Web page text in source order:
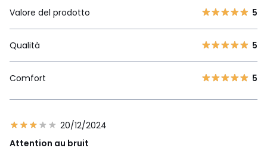
Valore del prodotto
5
Qualità 5
Comfort 5
20/12/2024
Attention au bruit